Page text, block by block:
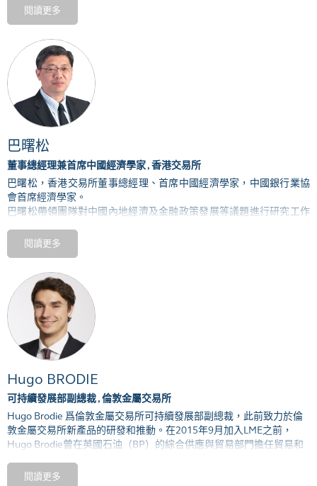
券業協會互聯網證券委員會專業委員，在多項議題上提供專業意見，
同時也爲中國基金業協會提供專業講座。除此以外，徐女士還是香港
Committee）委員。
徐女士長期以來服務於大中華區的各類金融機構，協助多家領先大型
商業銀行、金融控股機構、證券公司、金融科技機構、保險公司等制
定戰略並推進實施；協助衆多全球大型金融機構拓展大中華區市場。
此外，她也爲工業品、汽車、零售等非金融行業的客戶提供數字化相
關的諮詢服務。
加入BCG之前，徐女士曾在法國興業銀行投資銀行總部（巴黎）任
職。
徐女士畢業於法國巴黎ESSEC高等商業學院，擁有金融工程碩士學
位，並獲得中國武漢大學的經濟學士和法國語言文學學士學位。
閱讀更多
巴曙松
董事總經理兼首席中國經濟學家 , 香港交易所
巴曙松，香港交易所董事總經理、首席中國經濟學家，中國銀行業協
會首席經濟學家。
巴曙松帶領團隊對中國內地經濟及金融政策發展等議題進行研究工作
與合作。
地機遇小組成員、香港銀行學會榮譽顧問、北京大學滙豐金融研究院
執行院長、中國宏觀經濟學會副會長，以及香港浸會大學國際研究及
發展顧問委員會委員。
巴曙松近年來主持出版的中英雙語著作主要包括：《全球大宗商品市
場：從現貨到期貨》（內地的簡體中文版入選2020年“第一財經-摩根
香港新經濟融資創新》（入選2019年“第一財經－摩根大通”年度書
籍、香港商務印書館2019年度十大好書）、《債券通：中國債券市場
國際化的新戰略》、《人民幣國際化的新進展：香港交易所的離岸金
融產品創新》等。
閱讀更多
Hugo BRODIE
可持續發展部副總裁 , 倫敦金屬交易所
Hugo Brodie 爲倫敦金屬交易所可持續發展部副總裁，此前致力於倫
敦金屬交易所新產品的研發和推動。在2015年9月加入LME之前，
Hugo Brodie曾在英國石油（BP）的綜合供應與貿易部門擔任貿易和
閱讀更多